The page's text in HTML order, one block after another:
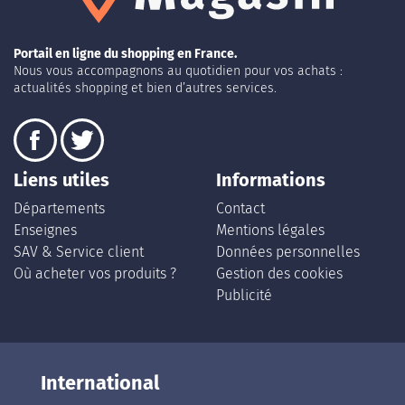
Portail en ligne du shopping en France.
Nous vous accompagnons au quotidien pour vos achats :
actualités shopping et bien d’autres services.
Liens utiles
Départements
Enseignes
SAV & Service client
Où acheter vos produits ?
Informations
Contact
Mentions légales
Données personnelles
Gestion des cookies
Publicité
International